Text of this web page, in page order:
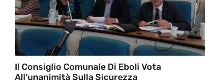
Il Consiglio Comunale Di Eboli Vota
All’unanimità Sulla Sicurezza